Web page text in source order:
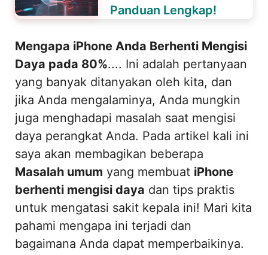
Panduan Lengkap!
Mengapa iPhone Anda Berhenti Mengisi
Daya pada 80%.... Ini adalah pertanyaan
yang banyak ditanyakan oleh kita, dan
jika Anda mengalaminya, Anda mungkin
juga menghadapi masalah saat mengisi
daya perangkat Anda. Pada artikel kali ini
saya akan membagikan beberapa
Masalah umum yang membuat iPhone
berhenti mengisi daya dan tips praktis
untuk mengatasi sakit kepala ini! Mari kita
pahami mengapa ini terjadi dan
bagaimana Anda dapat memperbaikinya.